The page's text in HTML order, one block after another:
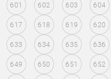
601 602 603 604
617 618 619 620
633 634 635 636
649 650 651 652